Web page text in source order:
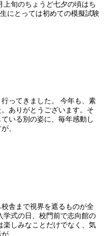
上旬のちょうど七夕の頃はち
にとっては初めての模擬試験
ってきました。 今年も、素
ありがとうございます。そ
いる別の姿に、毎年感動し
、
舎まで視界を遮るものが全
学式の日、校門前で志向館の
楽しみなことだけでなく、気
が